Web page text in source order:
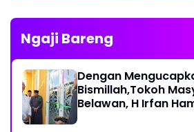
Ngaji Bareng
Dengan
Bismillah,Tokoh
Belawan, H Irfan